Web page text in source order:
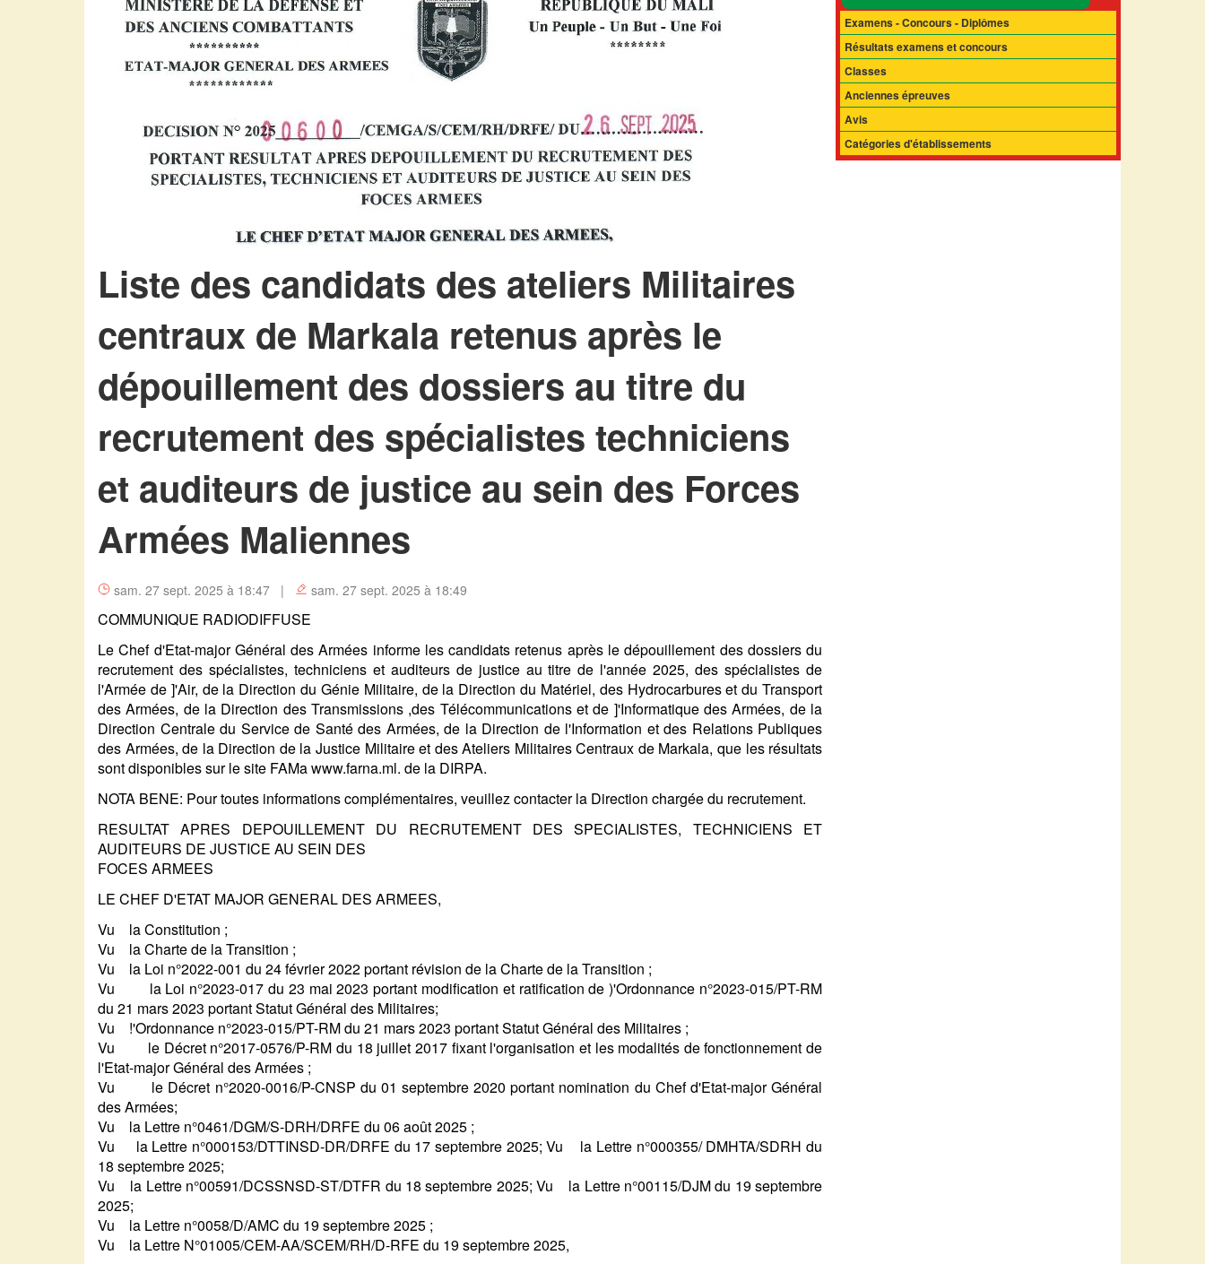
Liste des candidats des ateliers Militaires
centraux de Markala retenus après le
dépouillement des dossiers au titre du
recrutement des spécialistes techniciens
et auditeurs de justice au sein des Forces
Armées Maliennes
sam. 27 sept. 2025 à 18:47 | sam. 27 sept. 2025 à 18:49
COMMUNIQUE RADIODIFFUSE
Le Chef d'Etat-major Général des Armées informe les candidats retenus après le dépouillement des dossiers du
recrutement des spécialistes, techniciens et auditeurs de justice au titre de l'année 2025, des spécialistes de
l'Armée de ]'Air, de la Direction du Génie Militaire, de la Direction du Matériel, des Hydrocarbures et du Transport
des Armées, de la Direction des Transmissions ,des Télécommunications et de ]'Informatique des Armées, de la
Direction Centrale du Service de Santé des Armées, de la Direction de l'Information et des Relations Publiques
des Armées, de la Direction de la Justice Militaire et des Ateliers Militaires Centraux de Markala, que les résultats
sont disponibles sur le site FAMa www.farna.ml. de la DIRPA.
NOTA BENE: Pour toutes informations complémentaires, veuillez contacter la Direction chargée du recrutement.
RESULTAT APRES DEPOUILLEMENT DU RECRUTEMENT DES SPECIALISTES, TECHNICIENS ET
AUDITEURS DE JUSTICE AU SEIN DES
FOCES ARMEES
LE CHEF D'ETAT MAJOR GENERAL DES ARMEES,
Vu la Constitution ;
Vu la Charte de la Transition ;
Vu la Loi n°2022-001 du 24 février 2022 portant révision de la Charte de la Transition ;
Vu la Loi n°2023-017 du 23 mai 2023 portant modification et ratification de )'Ordonnance n°2023-015/PT-RM
du 21 mars 2023 portant Statut Général des Militaires;
Vu !'Ordonnance n°2023-015/PT-RM du 21 mars 2023 portant Statut Général des Militaires ;
Vu le Décret n°2017-0576/P-RM du 18 juillet 2017 fixant l'organisation et les modalités de fonctionnement de
l'Etat-major Général des Armées ;
Vu le Décret n°2020-0016/P-CNSP du 01 septembre 2020 portant nomination du Chef d'Etat-major Général
des Armées;
Vu la Lettre n°0461/DGM/S-DRH/DRFE du 06 août 2025 ;
Vu la Lettre n°000153/DTTINSD-DR/DRFE du 17 septembre 2025; Vu la Lettre n°000355/ DMHTA/SDRH du
18 septembre 2025;
Vu la Lettre n°00591/DCSSNSD-ST/DTFR du 18 septembre 2025; Vu la Lettre n°00115/DJM du 19 septembre
2025;
Vu la Lettre n°0058/D/AMC du 19 septembre 2025 ;
Vu la Lettre N°01005/CEM-AA/SCEM/RH/D-RFE du 19 septembre 2025,
Examens - Concours - Diplômes
Résultats examens et concours
Classes
Anciennes épreuves
Avis
Catégories d'établissements